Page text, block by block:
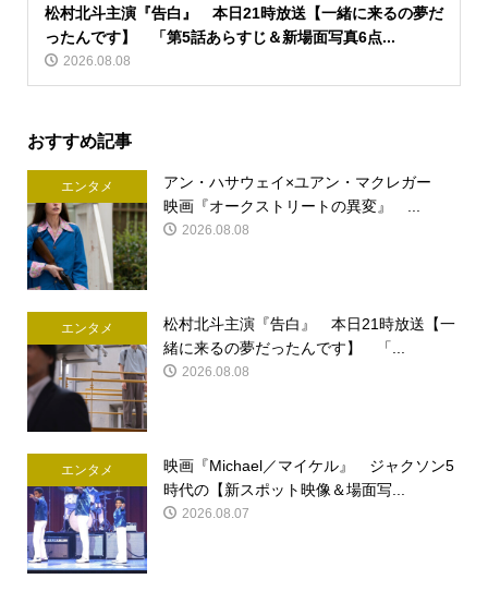
松村北斗主演『告白』 本日21時放送【一緒に来るの夢だ
ったんです】 「第5話あらすじ＆新場面写真6点...
2026.08.08
おすすめ記事
エンタメ
アン・ハサウェイ×ユアン・マクレガー
映画『オークストリートの異変』 ...
2026.08.08
エンタメ
松村北斗主演『告白』 本日21時放送【一
緒に来るの夢だったんです】 「...
2026.08.08
エンタメ
映画『Michael／マイケル』 ジャクソン5
時代の【新スポット映像＆場面写...
2026.08.07